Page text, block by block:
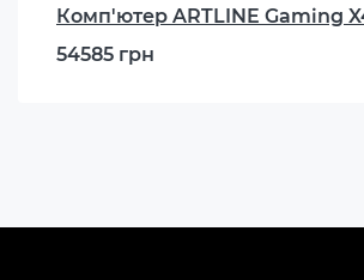
Комп'ютер ARTLINE Gaming
54585 грн